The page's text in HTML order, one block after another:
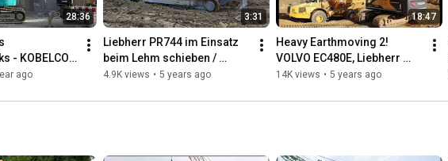
28:36
- KOBELCO
ago
3:31
Liebherr PR744 im Einsatz
beim Lehm schieben /
Liebherr PR744 pushing clay
4.9K views • 5 years ago
18:47
Heavy Earthmoving 2!
VOLVO EC480E, Liebherr
PR744 und VOLVO A40D und
14K views • 5 years ago